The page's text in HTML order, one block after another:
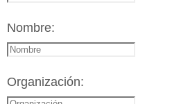
Nombre:
Organización: